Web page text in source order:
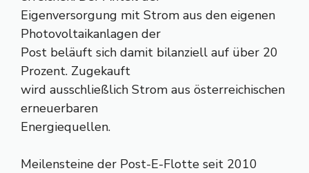
Eigenversorgung mit Strom aus den eigenen
Photovoltaikanlagen der
Post beläuft sich damit bilanziell auf über 20
Prozent. Zugekauft
wird ausschließlich Strom aus österreichischen
erneuerbaren
Energiequellen.
Meilensteine der Post-E-Flotte seit 2010